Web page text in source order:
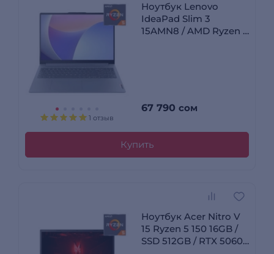
1 отзыв
Ноутбук Lenovo
IdeaPad Slim 3
15AMN8 / AMD Ryzen 5
67 790 сом
Купить
Ноутбук Acer Nitro V
15 Ryzen 5 150 16GB /
SSD 512GB / RTX 5060